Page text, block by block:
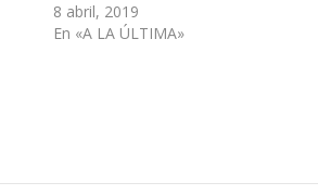
8 abril, 2019
En «A LA ÚLTIMA»